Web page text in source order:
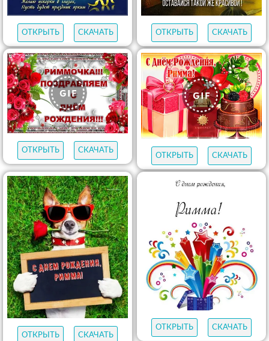
ОТКРЫТЬ СКАЧАТЬ ОТКРЫТЬ СКАЧАТЬ
ОТКРЫТЬ СКАЧАТЬ
ОТКРЫТЬ СКАЧАТЬ
ОТКРЫТЬ СКАЧАТЬ
ОТКРЫТЬ СКАЧАТЬ